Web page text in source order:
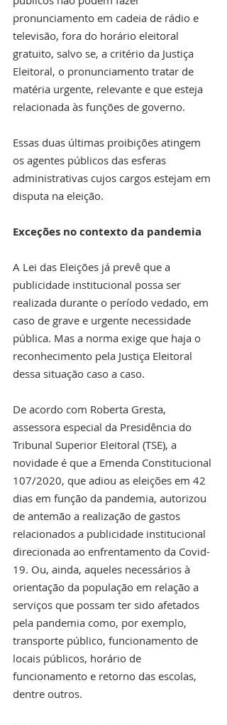
pronunciamento em cadeia de rádio e
televisão, fora do horário eleitoral
gratuito, salvo se, a critério da Justiça
Eleitoral, o pronunciamento tratar de
matéria urgente, relevante e que esteja
relacionada às funções de governo.
Essas duas últimas proibições atingem
os agentes públicos das esferas
administrativas cujos cargos estejam em
disputa na eleição.
Exceções no contexto da pandemia
A Lei das Eleições já prevê que a
publicidade institucional possa ser
realizada durante o período vedado, em
caso de grave e urgente necessidade
pública. Mas a norma exige que haja o
reconhecimento pela Justiça Eleitoral
dessa situação caso a caso.
De acordo com Roberta Gresta,
assessora especial da Presidência do
Tribunal Superior Eleitoral (TSE), a
novidade é que a Emenda Constitucional
107/2020, que adiou as eleições em 42
dias em função da pandemia, autorizou
de antemão a realização de gastos
relacionados a publicidade institucional
direcionada ao enfrentamento da Covid-
19. Ou, ainda, aqueles necessários à
orientação da população em relação a
serviços que possam ter sido afetados
pela pandemia como, por exemplo,
transporte público, funcionamento de
locais públicos, horário de
funcionamento e retorno das escolas,
dentre outros.